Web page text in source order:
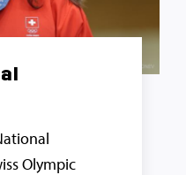
Olympic